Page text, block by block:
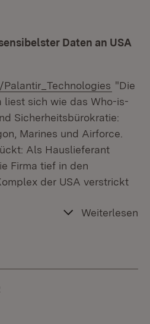
Daten an USA
"Die
liest sich wie das Who-is-
Sicherheitsbürokratie:
Marines und Airforce.
Als Hauslieferant
Firma tief in den
der USA verstrickt
Weiterlesen